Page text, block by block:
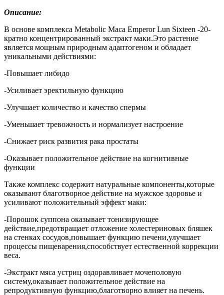
Описание:
В основе комплекса Metabolic Maca Emperor Lun Sixteen -20-
кратно концентрированный экстракт маки.Это растение
является мощным природным адаптогеном и обладает
уникальными действиями:
-Повышает либидо
-Усиливает эректильную функцию
-Улучшает количество и качество спермы
-Уменьшает тревожность и нормализует настроение
-Снижает риск развития рака простаты
-Оказывает положительное действие на когнитивные
функции
Также комплекс содержит натуральные компоненты,которые
оказывают благотворное действие на мужское здоровье и
усиливают положительный эффект маки:
-Порошок суппона оказывает тонизирующее
действие,предотвращает отложение холестериновых бляшек
на стенках сосудов,повышает функцию печени,улучшает
процессы пищеварения,способствует естественной коррекции
веса.
-Экстракт мяса устриц оздоравливает мочеполовую
систему,оказывает положительное действие на
репродуктивную функцию,благотворно влияет на печень.